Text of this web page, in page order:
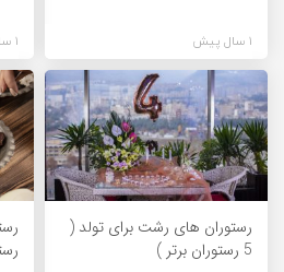
1 سال پیش 1 سال پیش
رستوران های رشت برای تولد (
5 رستوران برتر )